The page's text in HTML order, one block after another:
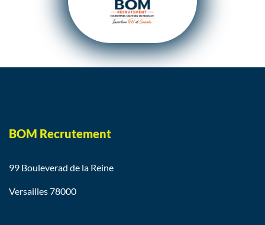
BOM Recrutement
99 Bouleverad de la Reine
Versailles 78000